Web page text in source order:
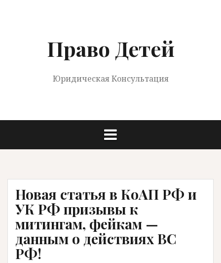
Право Детей
Юридическая Консультация
Новая статья в КоАП РФ и
УК РФ призывы к
митингам, фейкам —
данным о действиях ВС
РФ!